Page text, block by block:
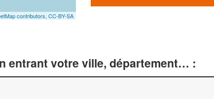
contributors, CC-BY-SA
entrant votre ville, département… :